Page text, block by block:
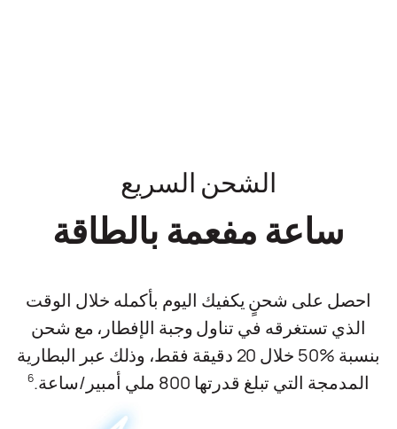
الشحن السريع
ساعة مفعمة بالطاقة
احصل على شحنٍ يكفيك اليوم بأكمله خلال الوقت
الذي تستغرقه في تناول وجبة الإفطار، مع شحن
بنسبة %50 خلال 20 دقيقة فقط، وذلك عبر البطارية
المدمجة التي تبلغ قدرتها 800 ملي أمبير/ساعة.
6